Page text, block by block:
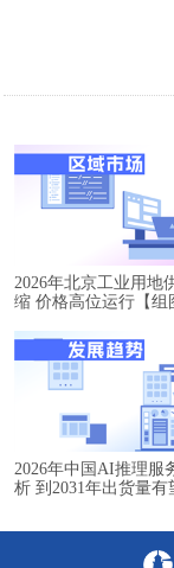
2026年北京工业用地
缩 价格高位运行【组
2026年中国AI推理服
析 到2031年出货量有